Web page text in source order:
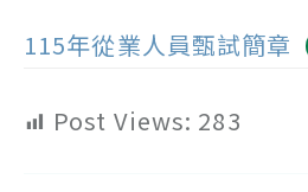
115年從業人員甄試簡章
Post Views: 283